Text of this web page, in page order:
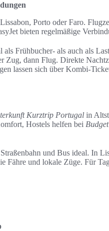
Porto oder Faro.
bieten regelmäßige
als Frühbucher- als auch als
Zug, dann Flug. Direkte
lassen sich über Kombi-
Kurztrip Portugal in
Hostels helfen bei
und Bus ideal. In
Fähre und lokale Züge. Für